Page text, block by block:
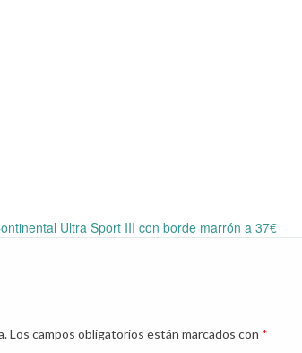
Ultra Sport III con borde marrón a 37€
Los campos obligatorios están marcados con *